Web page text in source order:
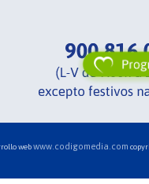
webwww.codigomedia.com